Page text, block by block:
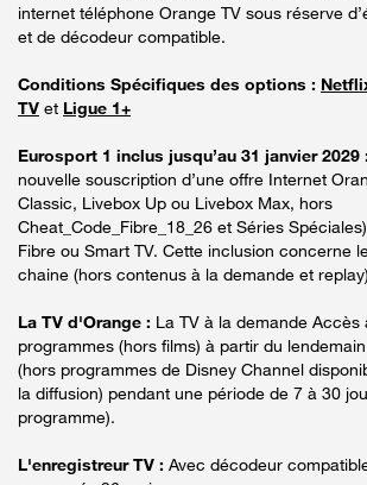
internet téléphone Orange TV sous réserve
et de décodeur compatible.
Conditions Spécifiques des options :
TV et Ligue 1+
Eurosport 1 inclus jusqu’au 31 janvier 2029 :
nouvelle souscription d’une offre Internet
Classic, Livebox Up ou Livebox Max, hors
Cheat_Code_Fibre_18_26 et Séries
Fibre ou Smart TV. Cette inclusion concerne
chaine (hors contenus à la demande et
La TV d'Orange : La TV à la demande Accès
programmes (hors films) à partir du
(hors programmes de Disney Channel
la diffusion) pendant une période de 7 à 30
programme).
L'enregistreur TV : Avec décodeur